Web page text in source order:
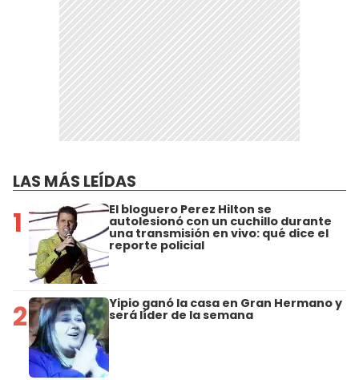
LAS MÁS LEÍDAS
1 El bloguero Perez Hilton se
autolesionó con un cuchillo durante
una transmisión en vivo: qué dice el
reporte policial
2 Yipio ganó la casa en Gran Hermano y
será líder de la semana